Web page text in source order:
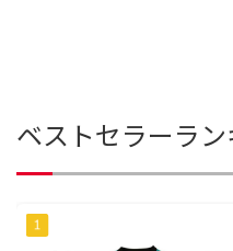
ベストセラーラ